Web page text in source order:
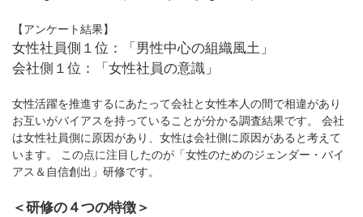
【アンケート結果】
女性社員側１位：「男性中心の組織風土」
会社側１位：「女性社員の意識」
女性活躍を推進するにあたって会社と女性本人の間で相違があり
お互いがバイアスを持っていることが分かる調査結果です。 会社
は女性社員側に原因があり、女性は会社側に原因があると考えて
います。 この点に注目したのが「女性のためのジェンダー・バイ
アス＆自信創出」研修です。
＜研修の４つの特徴＞